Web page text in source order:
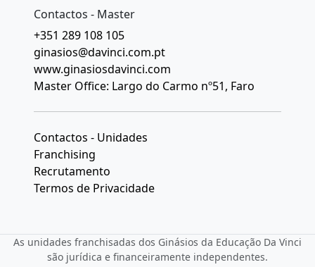
Contactos - Master
+351 289 108 105
ginasios@davinci.com.pt
www.ginasiosdavinci.com
Master Office: Largo do Carmo nº51, Faro
Contactos - Unidades
Franchising
Recrutamento
Termos de Privacidade
As unidades franchisadas dos Ginásios da Educação Da Vinci
são jurídica e financeiramente independentes.